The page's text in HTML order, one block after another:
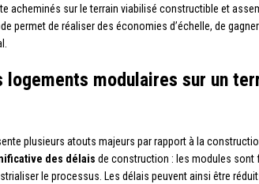
acheminés sur le terrain viabilisé constructible et
permet de réaliser des économies d’échelle, de
logements modulaires sur un
plusieurs atouts majeurs par rapport à la
des délais de construction : les modules sont
le processus. Les délais peuvent ainsi être